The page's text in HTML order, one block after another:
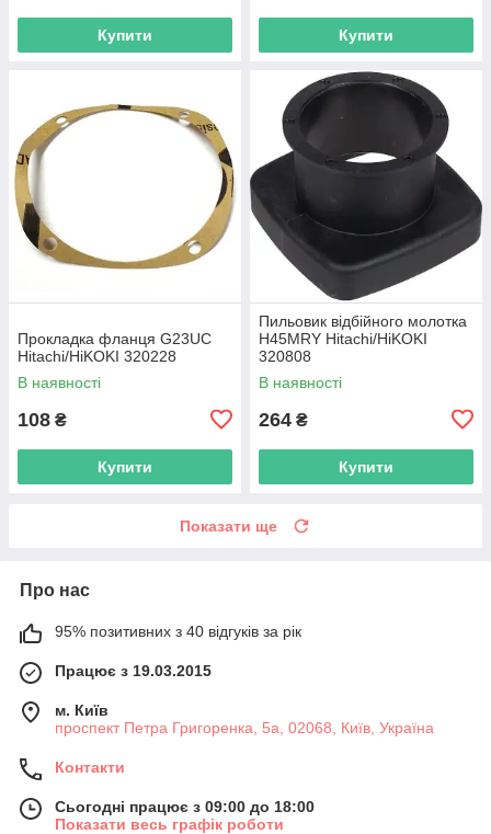
Купити Купити
Прокладка фланця G23UC
Hitachi/HiKOKI 320228
В наявності
108 ₴
Купити
Пильовик відбійного молотка
H45MRY Hitachi/HiKOKI
320808
В наявності
264 ₴
Купити
Показати ще
Про нас
95% позитивних з 40 відгуків за рік
Працює з 19.03.2015
м. Київ
проспект Петра Григоренка, 5а, 02068, Київ, Україна
Контакти
Сьогодні працює з 09:00 до 18:00
Показати весь графік роботи